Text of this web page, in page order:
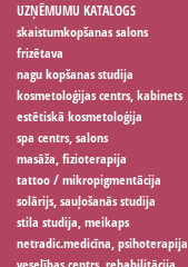
UZŅĒMUMU KATALOGS
skaistumkopšanas salons
frizētava
nagu kopšanas studija
kosmetoloģijas centrs, kabinets
estētiskā kosmetoloģija
spa centrs, salons
masāža, fizioterapija
tattoo / mikropigmentācija
solārijs, sauļošanās studija
stila studija, meikaps
netradic.medicīna, psihoterapija